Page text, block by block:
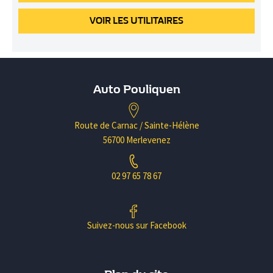
VOIRLES UTILITAIRES
Auto Pouliquen
Route de Carnac / Sainte-Hélène
56700 Merlevenez
02 97 65 78 67
Suivez-nous sur Facebook